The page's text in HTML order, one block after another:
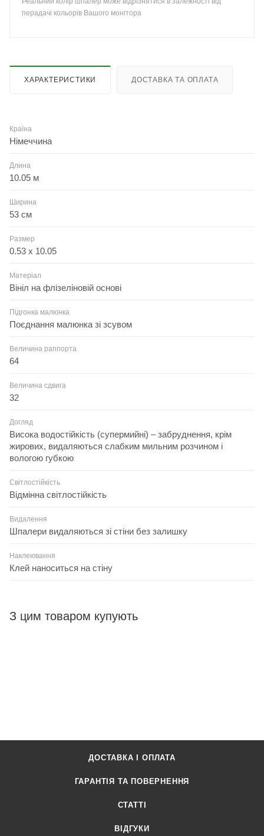
перадачі кольорів Вашого монітора
ХАРАКТЕРИСТИКИ ДОСТАВКА ТА ОПЛАТА
Країна
Німеччина
Длина
10.05 м
Ширина
53 см
Размер
0.53 x 10.05
Матеріал
Вініл на флізеліновій основі
Підгонка малюнка
Поєднання малюнка зі зсувом
Величина раппорта
64
Величина сдвига
32
Догляд
Висока водостійкість (супермийні) – забруднення, крім
жирових, видаляються слабким мильним розчином і
вологою губкою
Світлостійкість
Відмінна світлостійкість
Видалення
Шпалери видаляються зі стіни без залишку
Наклеювання
Клей наноситься на стіну
З цим товаром купують
ДОСТАВКА І ОПЛАТА
ГАРАНТІЯ ТА ПОВЕРНЕННЯ
СТАТТІ
ВІДГУКИ